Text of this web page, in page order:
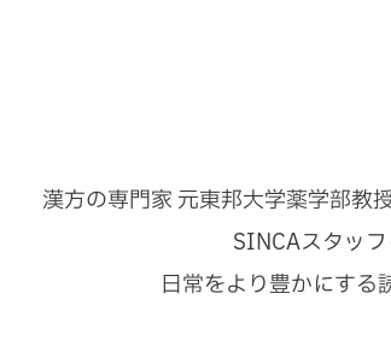
漢方の専門家 元東邦大学薬学部教
SINCAスタッフ
日常をより豊かにする